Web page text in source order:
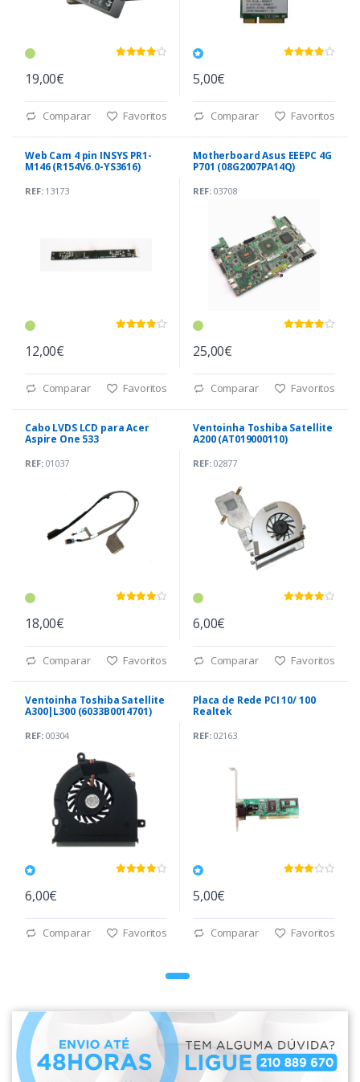
19,00€
Comparar Favoritos
5,00€
Comparar Favoritos
Web Cam 4 pin INSYS PR1-
M146 (R154V6.0-YS3616)
REF:13173
12,00€
Comparar Favoritos
Motherboard Asus EEEPC 4G
P701 (08G2007PA14Q)
REF:03708
25,00€
Comparar Favoritos
Cabo LVDS LCD para Acer
Aspire One 533
REF:01037
18,00€
Comparar Favoritos
Ventoinha Toshiba Satellite
A200 (AT019000110)
REF:02877
6,00€
Comparar Favoritos
Ventoinha Toshiba Satellite
A300|L300 (6033B0014701)
REF:00304
6,00€
Comparar Favoritos
Placa de Rede PCI 10/ 100
Realtek
REF:02163
5,00€
Comparar Favoritos